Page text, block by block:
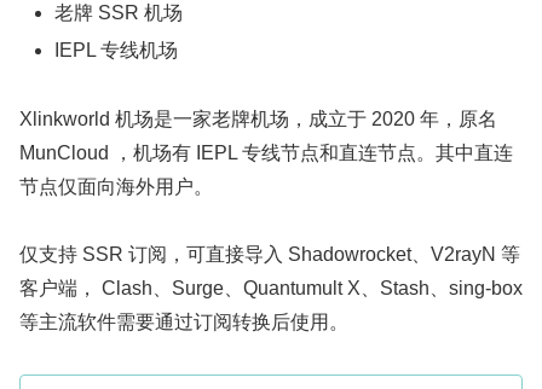
老牌 SSR 机场
IEPL 专线机场
Xlinkworld 机场是一家老牌机场，成立于 2020 年，原名
MunCloud ，机场有 IEPL 专线节点和直连节点。其中直连
节点仅面向海外用户。
仅支持 SSR 订阅，可直接导入 Shadowrocket、V2rayN 等
客户端， Clash、Surge、Quantumult X、Stash、sing-box
等主流软件需要通过订阅转换后使用。